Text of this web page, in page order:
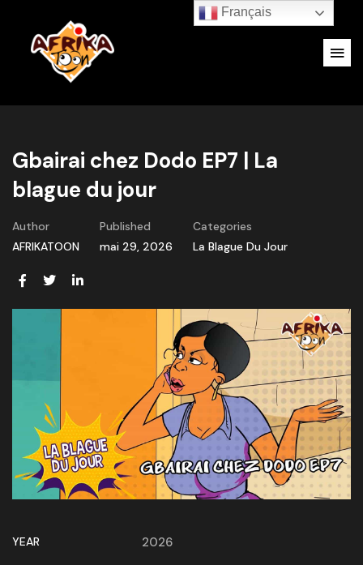
Gbairai chez Dodo EP7 | La
blague du jour
Author
AFRIKATOON
Published
mai 29, 2026
Categories
La Blague Du Jour
YEAR 2026
Français